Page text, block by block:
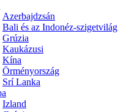
Azerbajdzsán
Bali és az Indonéz-szigetvilág
Grúzia
Kaukázusi
Kína
Örményország
Srí Lanka
Izland